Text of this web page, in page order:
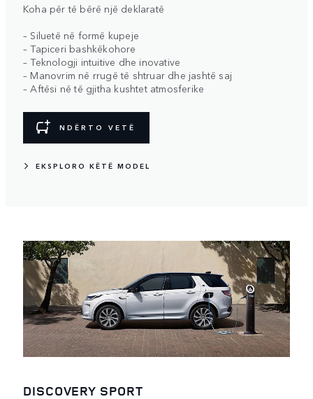
Koha për të bërë një deklaratë
– Siluetë në formë kupeje
– Tapiceri bashkëkohore
– Teknologji intuitive dhe inovative
– Manovrim në rrugë të shtruar dhe jashtë saj
– Aftësi në të gjitha kushtet atmosferike
NDËRTO VETË
EKSPLORO KËTË MODEL
DISCOVERY SPORT